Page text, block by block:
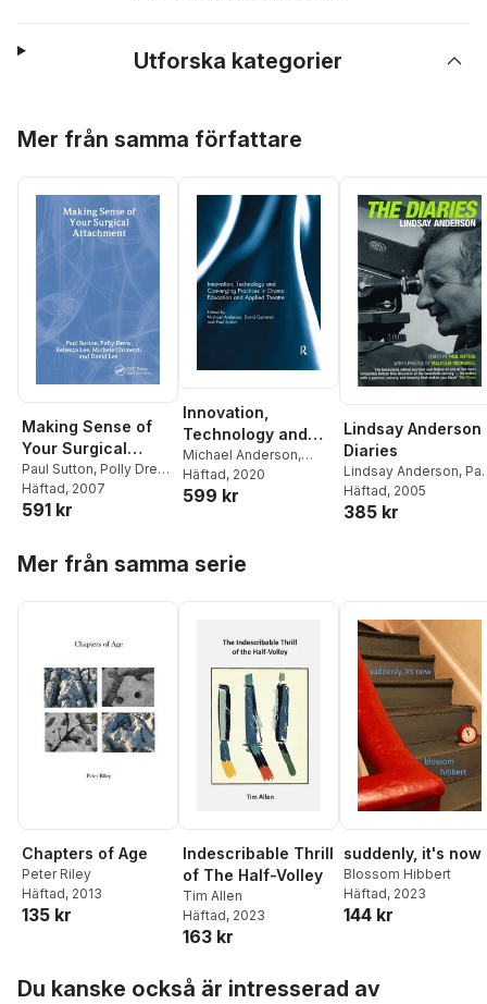
Utforska kategorier
Mer från samma författare
Making Sense of
Your Surgical
Attachment
Paul Sutton, Polly Drew
Rebecca Lee
Chimenti
Häftad, 2007
591 kr
Innovation,
Technology and
Converging
Practices in Drama
Education and
Michael Anderson,
David Cameron
Sutton
Häftad, 2020
599 kr
Lindsay Anderson
Diaries
Lindsay Anderson,
Sutton
Häftad, 2005
385 kr
Mer från samma serie
Chapters of Age
Peter Riley
Häftad, 2013
135 kr
Indescribable Thrill
of The Half-Volley
Tim Allen
Häftad, 2023
163 kr
suddenly, it's now
Blossom Hibbert
Häftad, 2023
144 kr
Du kanske också är intresserad av